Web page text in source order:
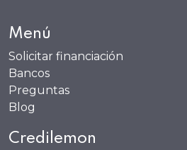
Menú
Solicitar financiación
Bancos
Preguntas
Blog
Credilemon